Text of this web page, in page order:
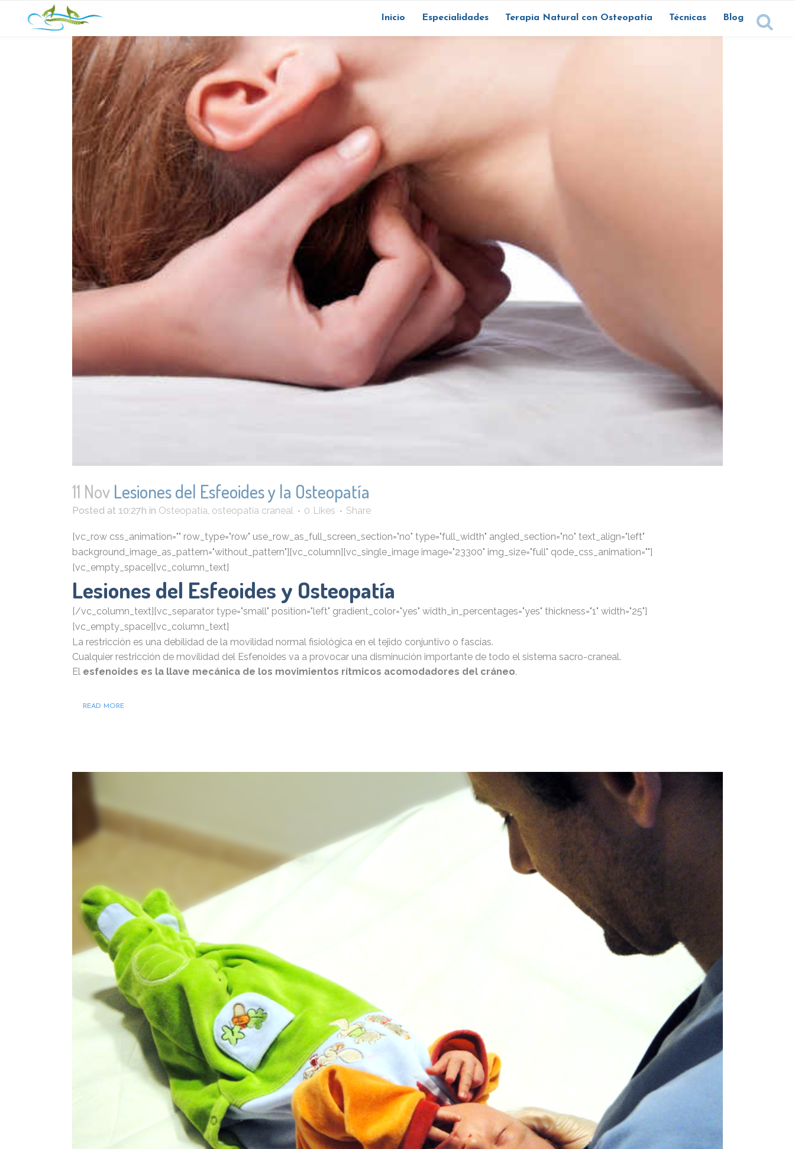
Inicio Especialidades Terapia Natural con Osteopatía Técnicas Blog
11 Nov Lesiones del Esfeoides y la Osteopatía
Posted at 10:27h in Osteopatía, osteopatía craneal 0 Likes Share
[vc_row css_animation="" row_type="row" use_row_as_full_screen_section="no" type="full_width" angled_section="no" text_align="left"
background_image_as_pattern="without_pattern"][vc_column][vc_single_image image="23300" img_size="full" qode_css_animation=""]
[vc_empty_space][vc_column_text]
Lesiones del Esfeoides y Osteopatía
[/vc_column_text][vc_separator type="small" position="left" gradient_color="yes" width_in_percentages="yes" thickness="1" width="25"]
[vc_empty_space][vc_column_text]
La restricción es una debilidad de la movilidad normal fisiológica en el tejido conjuntivo o fascias.
Cualquier restricción de movilidad del Esfenoides va a provocar una disminución importante de todo el sistema sacro-craneal.
El esfenoides es la llave mecánica de los movimientos rítmicos acomodadores del cráneo.
READ MORE